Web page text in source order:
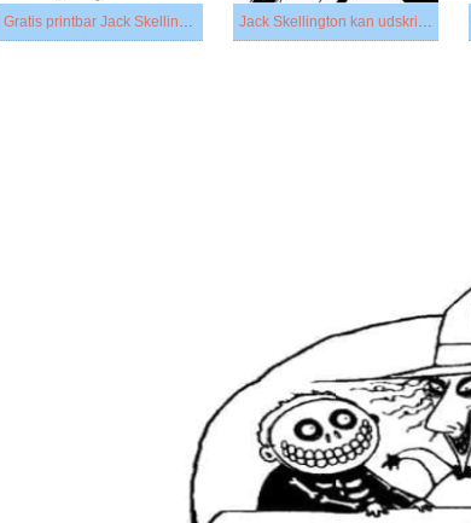
Gratis printbar Jack Skellington Jack Skellington kan udskrives